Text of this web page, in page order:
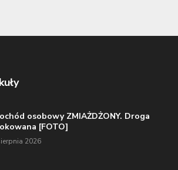
osobowy ZMIAŻDŻONY. Droga
[FOTO]
2026